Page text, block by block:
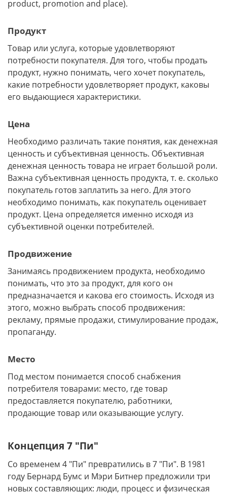
product, promotion and place).
Продукт
Товар или услуга, которые удовлетворяют
потребности покупателя. Для того, чтобы продать
продукт, нужно понимать, чего хочет покупатель,
какие потребности удовлетворяет продукт, каковы
его выдающиеся характеристики.
Цена
Необходимо различать такие понятия, как денежная
ценность и субъективная ценность. Объективная
денежная ценность товара не играет большой роли.
Важна субъективная ценность продукта, т. е. сколько
покупатель готов заплатить за него. Для этого
необходимо понимать, как покупатель оценивает
продукт. Цена определяется именно исходя из
субъективной оценки потребителей.
Продвижение
Занимаясь продвижением продукта, необходимо
понимать, что это за продукт, для кого он
предназначается и какова его стоимость. Исходя из
этого, можно выбрать способ продвижения:
рекламу, прямые продажи, стимулирование продаж,
пропаганду.
Место
Под местом понимается способ снабжения
потребителя товарами: место, где товар
предоставляется покупателю, работники,
продающие товар или оказывающие услугу.
Концепция 7 "Пи"
Со временем 4 "Пи" превратились в 7 "Пи". В 1981
году Бернард Бумс и Мэри Битнер предложили три
новых составляющих: люди, процесс и физическая